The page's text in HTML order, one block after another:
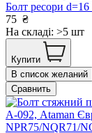
Болт ресори
75 ₴
На складі: >5 шт
Купити
В список желаний
Сравнить